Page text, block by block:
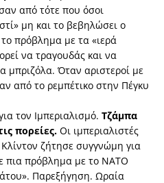
από τότε που όσοι
μη και το βεβηλώσει ο
πρόβλημα με τα «ιερά
να τραγουδάς και να
μπριζόλα. Όταν αριστεροί με
από το ρεμπέτικο στην Πέγκυ
τον Ιμπεριαλισμό. Τζάμπα
πορείες. Οι ιμπεριαλιστές
Κλίντον ζήτησε συγγνώμη για
πια πρόβλημα με το ΝΑΤΟ
Παρεξήγηση. Ωραία